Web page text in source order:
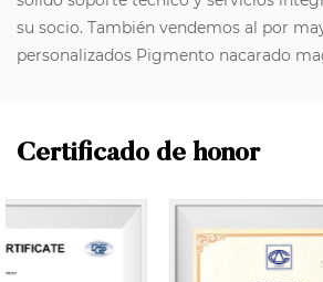
su socio. También vendemos al por
personalizados Pigmento nacarado
Certificado de honor